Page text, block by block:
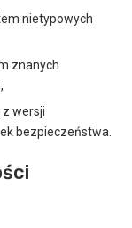
nietypowych
znanych
wersji
bezpieczeństwa.